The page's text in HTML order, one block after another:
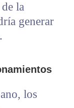
la
generar
los